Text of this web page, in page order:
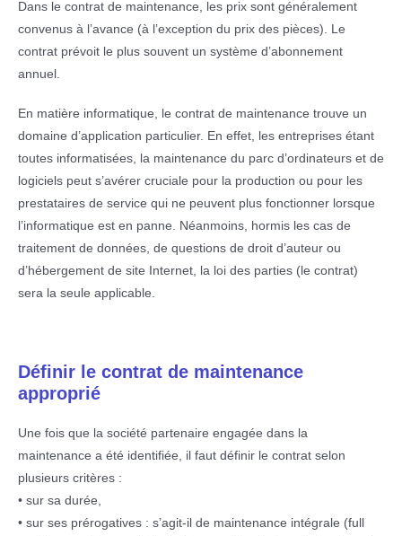
Dans le contrat de maintenance, les prix sont généralement
convenus à l’avance (à l’exception du prix des pièces). Le
contrat prévoit le plus souvent un système d’abonnement
annuel.
En matière informatique, le contrat de maintenance trouve un
domaine d’application particulier. En effet, les entreprises étant
toutes informatisées, la maintenance du parc d’ordinateurs et de
logiciels peut s’avérer cruciale pour la production ou pour les
prestataires de service qui ne peuvent plus fonctionner lorsque
l’informatique est en panne. Néanmoins, hormis les cas de
traitement de données, de questions de droit d’auteur ou
d’hébergement de site Internet, la loi des parties (le contrat)
sera la seule applicable.
Définir le contrat de maintenance
approprié
Une fois que la société partenaire engagée dans la
maintenance a été identifiée, il faut définir le contrat selon
plusieurs critères :
• sur sa durée,
• sur ses prérogatives : s’agit-il de maintenance intégrale (full